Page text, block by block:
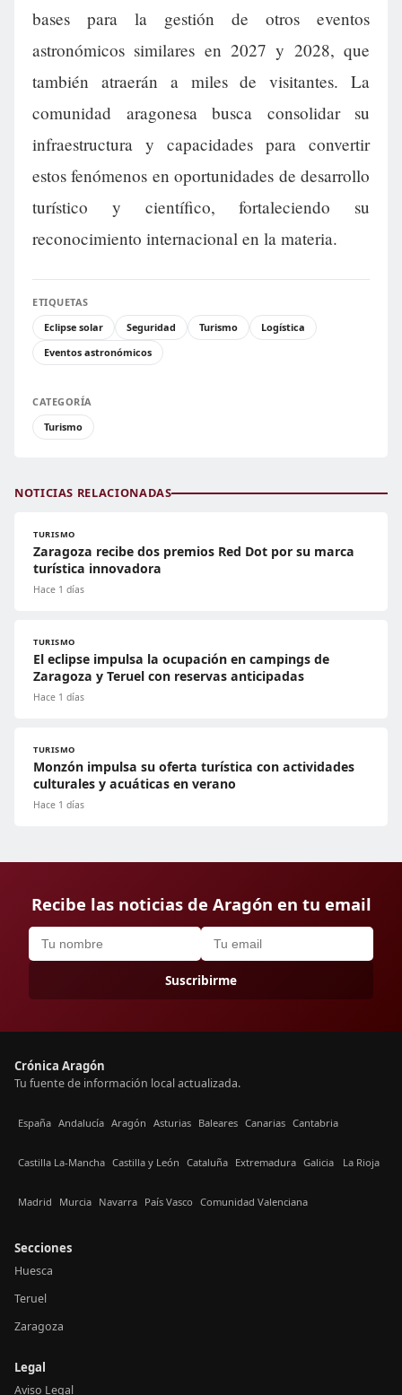
bases para la gestión de otros eventos
astronómicos similares en 2027 y 2028, que
también atraerán a miles de visitantes. La
comunidad aragonesa busca consolidar su
infraestructura y capacidades para convertir
estos fenómenos en oportunidades de desarrollo
turístico y científico, fortaleciendo su
reconocimiento internacional en la materia.
ETIQUETAS
Eclipse solar
Seguridad Turismo
Logística
Eventos astronómicos
CATEGORÍA
Turismo
NOTICIAS RELACIONADAS
TURISMO
Zaragoza recibe dos premios Red Dot por su marca
turística innovadora
Hace 1 días
TURISMO
El eclipse impulsa la ocupación en campings de
Zaragoza y Teruel con reservas anticipadas
Hace 1 días
TURISMO
Monzón impulsa su oferta turística con actividades
culturales y acuáticas en verano
Hace 1 días
Recibe las noticias de Aragón en tu email
Suscribirme
Crónica Aragón
Tu fuente de información local actualizada.
España Andalucía Aragón Asturias Baleares Canarias Cantabria
Castilla La-Mancha Castilla y León Cataluña Extremadura Galicia La Rioja
Madrid Murcia Navarra País Vasco Comunidad Valenciana
Secciones
Huesca
Teruel
Zaragoza
Legal
Aviso Legal